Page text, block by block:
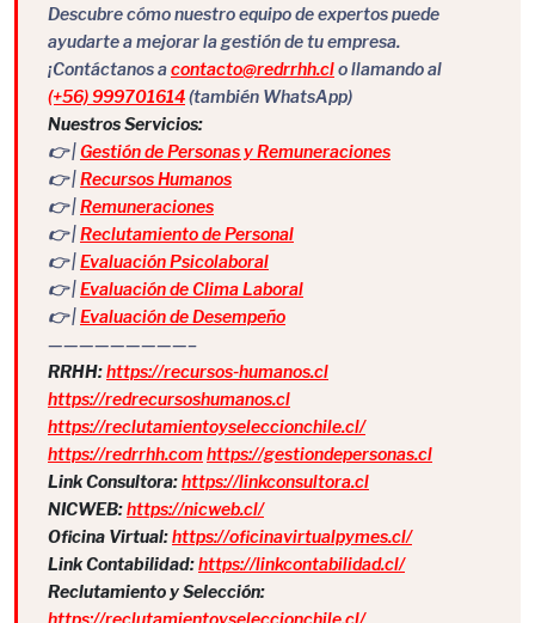
Descubre cómo nuestro equipo de expertos puede
ayudarte a mejorar la gestión de tu empresa.
¡Contáctanos acontacto@redrrhh.clo llamando al
(+56) 999701614(también WhatsApp)
Nuestros Servicios:
👉 |Gestión de Personas y Remuneraciones
👉 |Recursos Humanos
👉 |Remuneraciones
👉 |Reclutamiento de Personal
👉 |Evaluación Psicolaboral
👉 |Evaluación de Clima Laboral
👉 |Evaluación de Desempeño
—————————–
RRHH:https://recursos-humanos.cl
https://redrecursoshumanos.cl
https://reclutamientoyseleccionchile.cl/
https://redrrhh.comhttps://gestiondepersonas.cl
Link Consultora:https://linkconsultora.cl
NICWEB:https://nicweb.cl/
Oficina Virtual:https://oficinavirtualpymes.cl/
Link Contabilidad:https://linkcontabilidad.cl/
Reclutamiento y Selección:
https://reclutamientoyseleccionchile.cl/